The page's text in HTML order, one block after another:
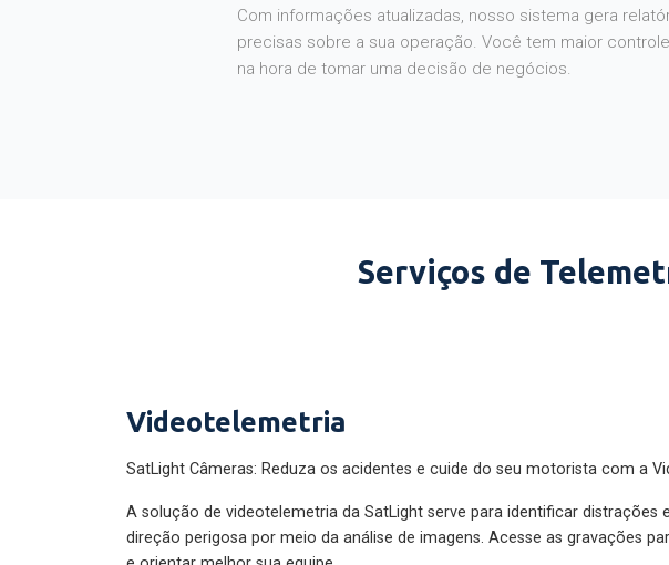
Com informações atualizadas, nosso sistema gera
precisas sobre a sua operação. Você tem maior
na hora de tomar uma decisão de negócios.
Serviços de
Videotelemetria
SatLight Câmeras: Reduza os acidentes e cuide do seu motorista com a
A solução de videotelemetria da SatLight serve para identificar distrações
direção perigosa por meio da análise de imagens. Acesse as gravações
e orientar melhor sua equipe.